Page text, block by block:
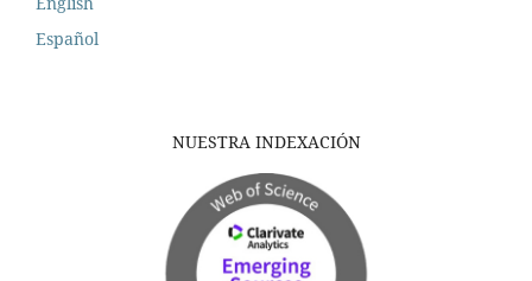
Español
NUESTRA INDEXACIÓN